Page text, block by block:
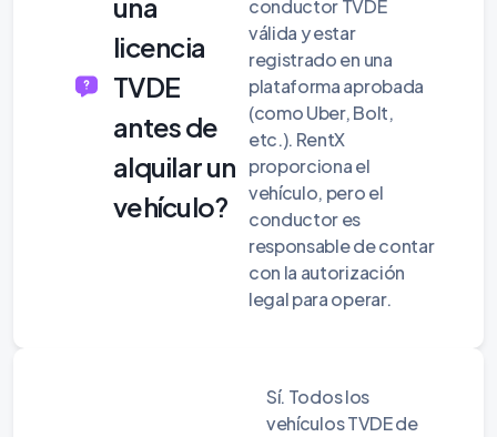
una
licencia
TVDE
antes de
alquilar un
vehículo?
conductor TVDE
válida y estar
registrado en una
plataforma aprobada
(como Uber, Bolt,
etc.). RentX
proporciona el
vehículo, pero el
conductor es
responsable de contar
con la autorización
legal para operar.
Sí. Todos los
vehículos TVDE de